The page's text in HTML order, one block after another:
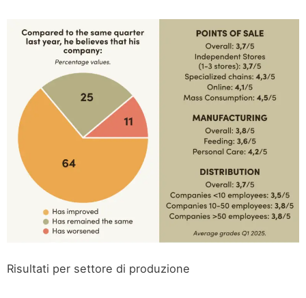
Risultati per settore di produzione